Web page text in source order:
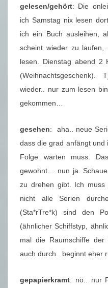
gelesen/gehört: Die
ich Samstag nix lesen
ich ein Buch ausleihen,
scheint wieder zu
lesen. Dienstag abend 2
wieder.. nur zum lesen
gekommen…
gesehen: aha.. neue
dass die grad anfängt und
Folge warten muss.
gewohnt… nun ja.
zu drehen gibt. Ich
nicht alle Serien
(Sta*rTre*k) sind den
(ähnlicher Schiffstyp,
mal die Raumschiffe
auch durch.. beginnt eher
gepapierkramt: nö.. nur